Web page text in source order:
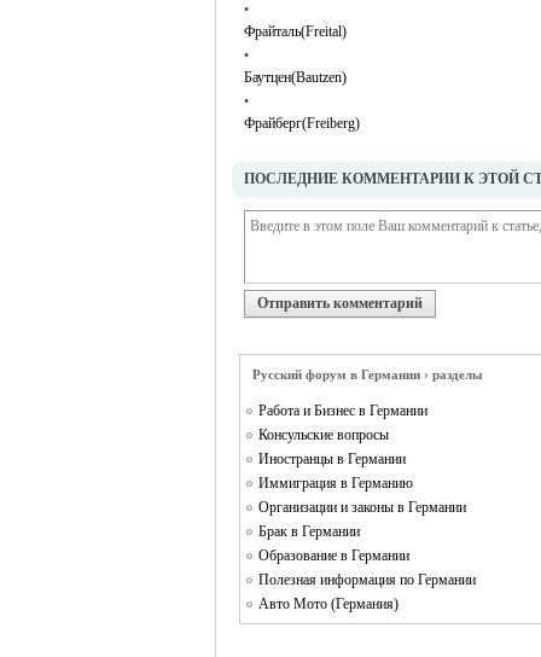
•
Фрайталь(Freital)
•
Баутцен(Bautzen)
•
Фрайберг(Freiberg)
ПОСЛЕДНИЕ КОММЕНТАРИИ К ЭТОЙ
Отправить комментарий
Русский форум в Германии › разделы
Работа и Бизнес в Германии
Консульские вопросы
Иностранцы в Германии
Иммиграция в Германию
Организации и законы в Германии
Брак в Германии
Образование в Германии
Полезная информация по Германии
Авто Мото (Германия)